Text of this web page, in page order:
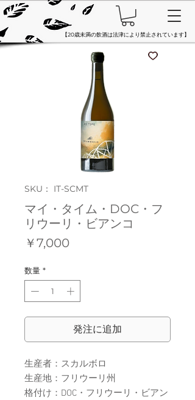
【20歳未満の飲酒は法津により禁止されています】
SKU： IT-SCMT
マイ・タイム・DOC・フ
リウーリ・ビアンコ
￥7,000価
数量 *
発注に追加
生産者：スカルボロ​
生産地：フリウーリ州
格付け：DOC・フリウーリ・ビアン